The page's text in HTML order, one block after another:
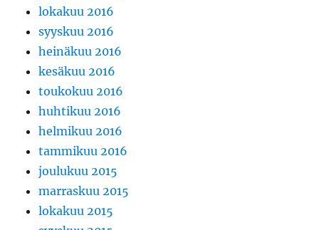
lokakuu 2016
syyskuu 2016
heinäkuu 2016
kesäkuu 2016
toukokuu 2016
huhtikuu 2016
helmikuu 2016
tammikuu 2016
joulukuu 2015
marraskuu 2015
lokakuu 2015